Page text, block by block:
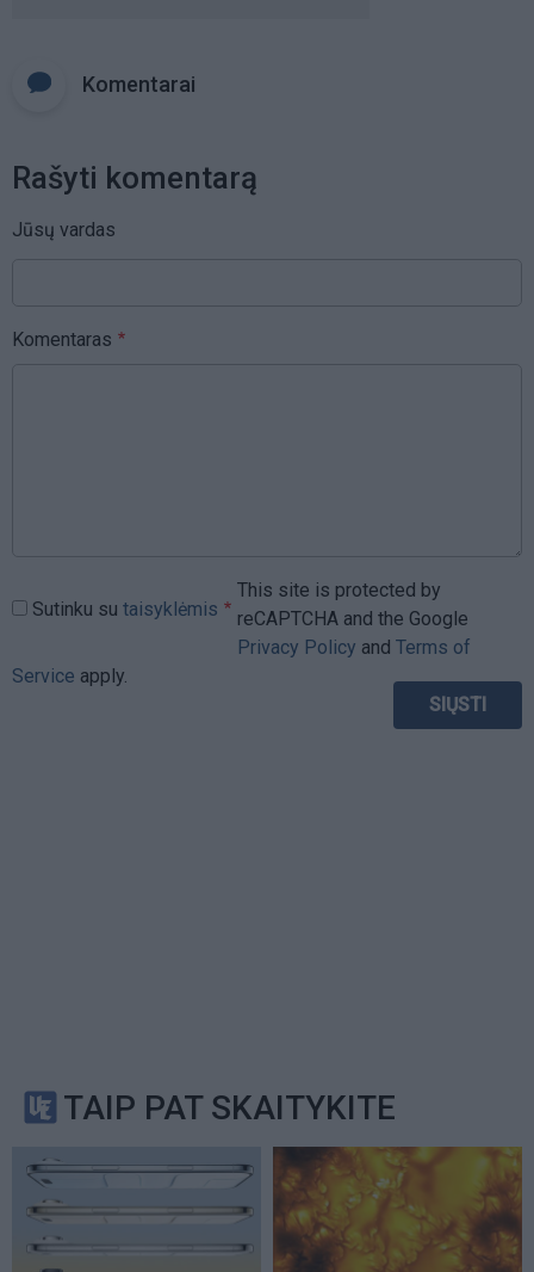
Komentarai
Rašyti komentarą
Jūsų vardas
Komentaras
Sutinku su taisyklėmis
This site is protected by
reCAPTCHA and the Google
Privacy Policy and Terms of
Service apply.
TAIP PAT SKAITYKITE